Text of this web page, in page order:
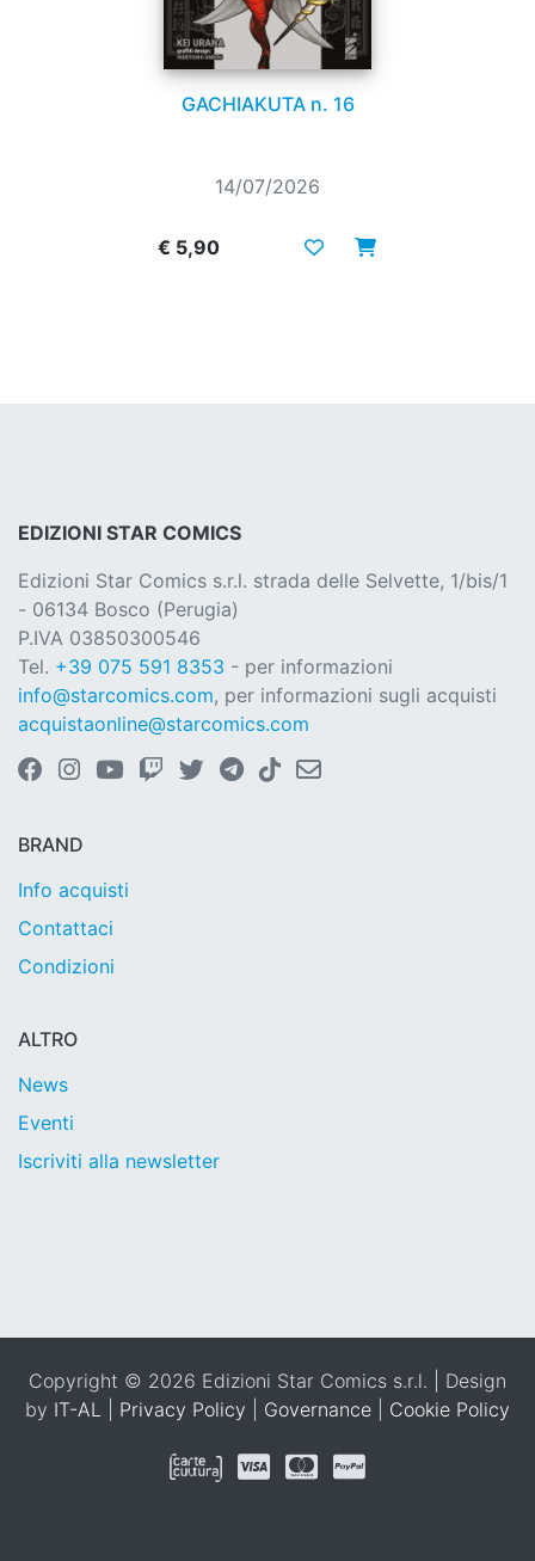
GACHIAKUTA n. 16
14/07/2026
€ 5,90
EDIZIONI STAR COMICS
Edizioni Star Comics s.r.l. strada delle Selvette, 1/bis/1
- 06134 Bosco (Perugia)
P.IVA 03850300546
Tel. +39 075 591 8353 - per informazioni
info@starcomics.com, per informazioni sugli acquisti
acquistaonline@starcomics.com
BRAND
Info acquisti
Contattaci
Condizioni
ALTRO
News
Eventi
Iscriviti alla newsletter
Copyright © 2026 Edizioni Star Comics s.r.l. | Design
by IT-AL Privacy Policy Governance Cookie Policy